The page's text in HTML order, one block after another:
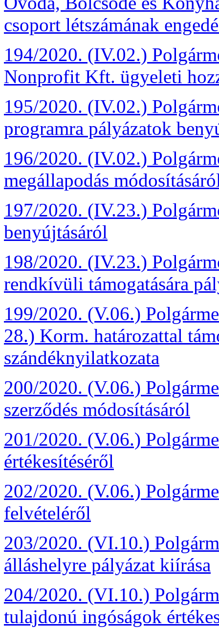
csoport létszámának
194/2020. (IV.02.)
Nonprofit Kft. ügyeleti
195/2020. (IV.02.)
programra pályázatok
196/2020. (IV.02.)
megállapodás
197/2020. (IV.23.)
benyújtásáról
198/2020. (IV.23.)
rendkívüli támogatására
199/2020. (V.06.)
28.) Korm. határozattal
szándéknyilatkozata
200/2020. (V.06.)
szerződés módosításáról
201/2020. (V.06.)
értékesítéséről
202/2020. (V.06.)
felvételéről
203/2020. (VI.10.)
álláshelyre pályázat kiírása
204/2020. (VI.10.)
tulajdonú ingóságok